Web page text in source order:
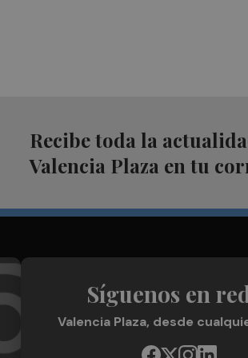
Recibe toda la
Valencia Plaza en tu
Síguenos en
Valencia Plaza, desde